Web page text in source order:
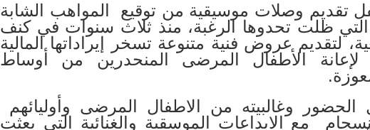
تقديم وصلات موسيقية من توقيع المواهب الشابة
التي ظلت تحدوها الرغبة، منذ ثلاث سنوات في كنف
لتقديم عروض فنية متنوعة تسخر إيراداتها المالية
لإعانة الأطفال المرضى المنحدرين من أوساط
الحضور وغالبيته من الاطفال المرضى وأوليائهم
مع الابداعات الموسقية والغنائية التي بعثت